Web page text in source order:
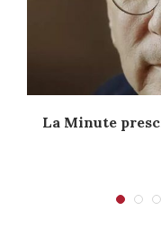
La Minute